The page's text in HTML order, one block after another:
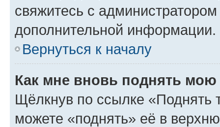
свяжитесь с
дополнительной информации.
Вернуться к началу
Как мне вновь поднять мою
Щёлкнув по ссылке «Поднять
можете «поднять» её в